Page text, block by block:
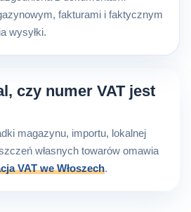
fakturami i faktycznym
wysyłki.
czy numer VAT jest
magazynu, importu, lokalnej
własnych towarów omawia
VAT we Włoszech.